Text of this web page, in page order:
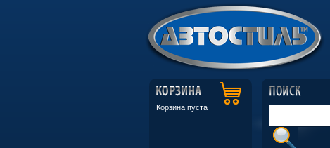
Корзина пуста